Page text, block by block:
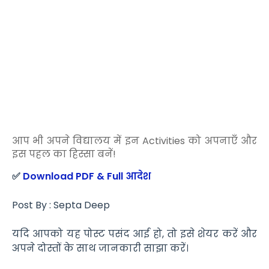
आप भी अपने विद्यालय में इन Activities को अपनाएँ और
इस पहल का हिस्सा बनें!
✅ Download PDF & Full आदेश
Post By : Septa Deep
यदि आपको यह पोस्ट पसंद आई हो, तो इसे शेयर करें और
अपने दोस्तों के साथ जानकारी साझा करें।